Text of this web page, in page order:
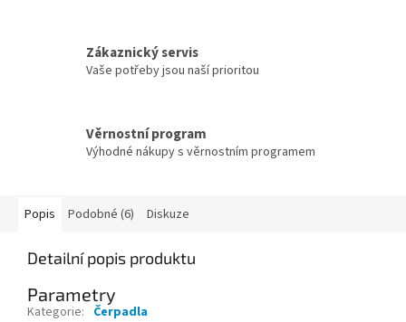
Zákaznický servis
Vaše potřeby jsou naší prioritou
Věrnostní program
Výhodné nákupy s věrnostním programem
Popis Podobné (6) Diskuze
Detailní popis produktu
Parametry
Kategorie: Čerpadla